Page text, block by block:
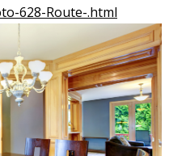
628-Route-.html